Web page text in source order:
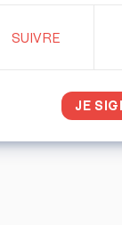
15 ABONNÉS
SUIVRE
JE